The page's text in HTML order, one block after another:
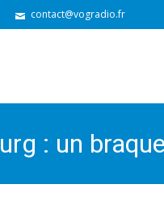
contact@vogradio.fr
: un